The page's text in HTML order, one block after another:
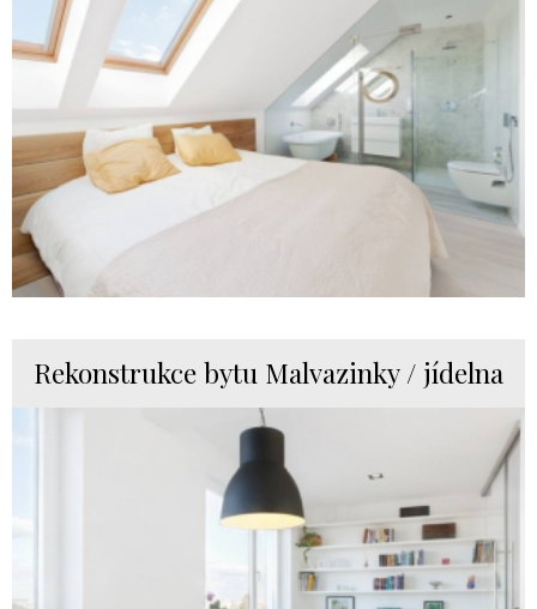
Rekonstrukce bytu Malvazinky / jídelna